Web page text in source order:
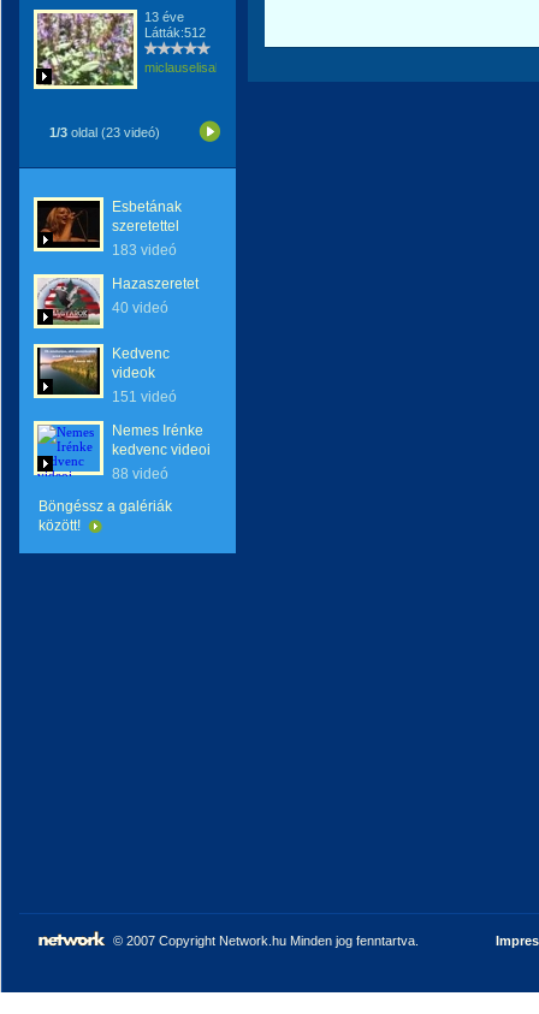
13 éve
Látták:512
miclauselisabeta
1/3 oldal (23 videó)
Esbetának
szeretettel
183 videó
Hazaszeretet
40 videó
Kedvenc
videok
151 videó
Nemes Irénke
kedvenc videoi
88 videó
Böngéssz a galériák
között!
© 2007 Copyright Network.hu Minden jog fenntartva.